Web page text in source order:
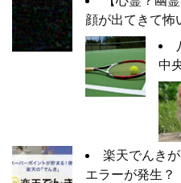
顔が出てきて怖
中
楽天でんき
エラーが発生？